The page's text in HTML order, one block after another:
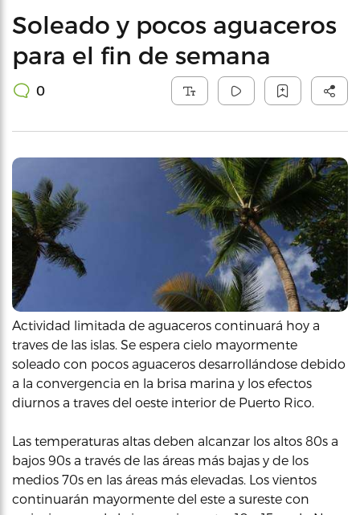
Soleado y pocos aguaceros
para el fin de semana
0
Actividad limitada de aguaceros continuará hoy a
traves de las islas. Se espera cielo mayormente
soleado con pocos aguaceros desarrollándose debido
a la convergencia en la brisa marina y los efectos
diurnos a traves del oeste interior de Puerto Rico.
Las temperaturas altas deben alcanzar los altos 80s a
bajos 90s a través de las áreas más bajas y de los
medios 70s en las áreas más elevadas. Los vientos
continuarán mayormente del este a sureste con